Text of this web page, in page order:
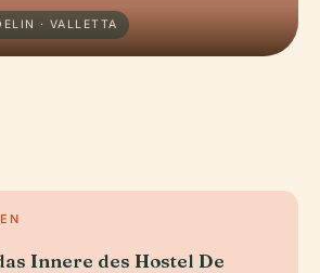
· VALLETTA
Innere des Hostel De